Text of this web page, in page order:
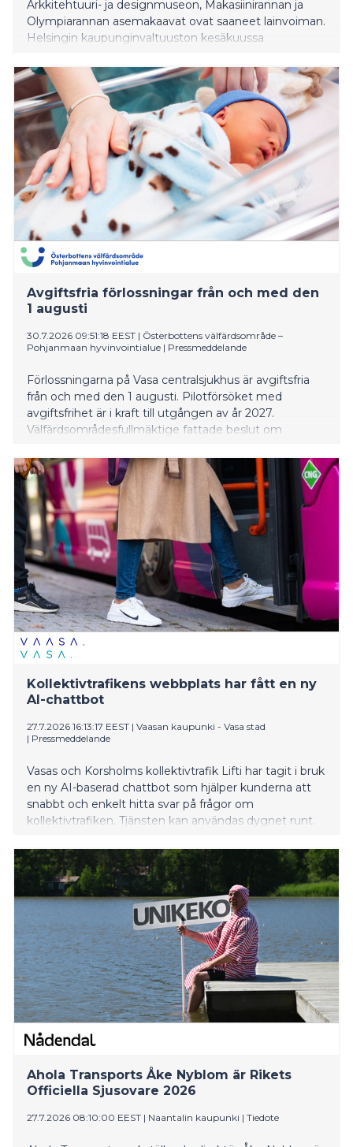
Arkkitehtuuri- ja designmuseon, Makasiinirannan ja
Olympiarannan asemakaavat ovat saaneet lainvoiman.
Helsingin kaupunginvaltuuston kesäkuussa
määräaikaan mennessä.
Avgiftsfria förlossningar från och med den
1 augusti
30.7.2026 09:51:18 EEST | Österbottens välfärdsområde –
Pohjanmaan hyvinvointialue | Pressmeddelande
Förlossningarna på Vasa centralsjukhus är avgiftsfria
från och med den 1 augusti. Pilotförsöket med
avgiftsfrihet är i kraft till utgången av år 2027.
Välfärdsområdesfullmäktige fattade beslut om
förlossningsförberedelsen berättat att de är nöjda
med avgiftsfriheten.
Kollektivtrafikens webbplats har fått en ny
AI-chattbot
27.7.2026 16:13:17 EEST | Vaasan kaupunki - Vasa stad
| Pressmeddelande
Vasas och Korsholms kollektivtrafik Lifti har tagit i bruk
en ny AI-baserad chattbot som hjälper kunderna att
snabbt och enkelt hitta svar på frågor om
kollektivtrafiken. Tjänsten kan användas dygnet runt.
Ahola Transports Åke Nyblom är Rikets
Officiella Sjusovare 2026
27.7.2026 08:10:00 EEST | Naantalin kaupunki | Tiedote